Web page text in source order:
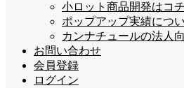
小ロット商品開発はコ
ポップアップ実績につ
カンナチュールの法人
お問い合わせ
会員登録
ログイン